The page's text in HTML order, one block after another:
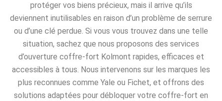
protéger vos biens précieux, mais il arrive qu’ils
deviennent inutilisables en raison d’un problème de serrure
ou d’une clé perdue. Si vous vous trouvez dans une telle
situation, sachez que nous proposons des services
d’ouverture coffre-fort Kolmont rapides, efficaces et
accessibles à tous. Nous intervenons sur les marques les
plus reconnues comme Yale ou Fichet, et offrons des
solutions adaptées pour débloquer votre coffre-fort en